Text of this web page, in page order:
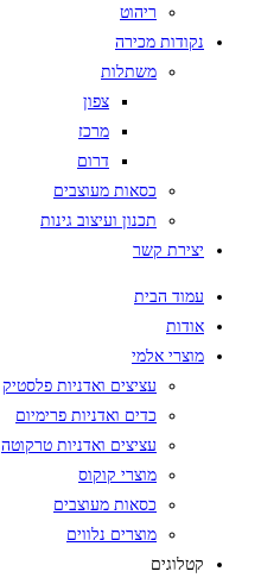
ריהוט
נקודות מכירה
משתלות
צפון
מרכז
דרום
כסאות מעוצבים
תכנון ועיצוב גינות
יצירת קשר
עמוד הבית
אודות
מוצרי אלמי
עציצים ואדניות פלסטיק
כדים ואדניות פרימיום
עציצים ואדניות טרקוטה
מוצרי קוקוס
כסאות מעוצבים
מוצרים נלווים
קטלוגים